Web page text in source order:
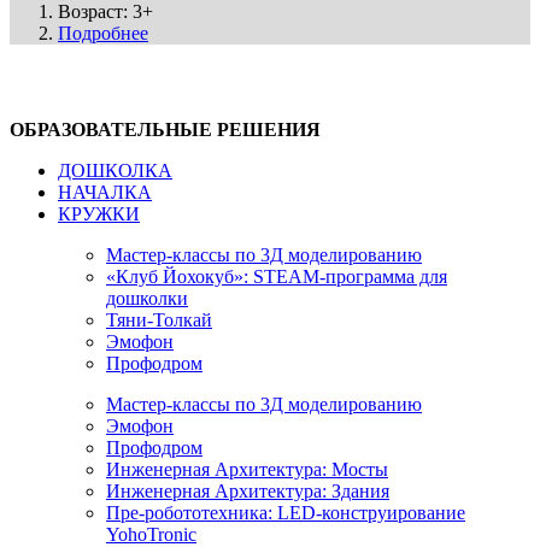
Возраст: 3+
Подробнее
ОБРАЗОВАТЕЛЬНЫЕ РЕШЕНИЯ
ДОШКОЛКА
НАЧАЛКА
КРУЖКИ
Мастер-классы по 3Д моделированию
«Клуб Йохокуб»: STEAM-программа для
дошколки
Тяни-Толкай
Эмофон
Профодром
Мастер-классы по 3Д моделированию
Эмофон
Профодром
Инженерная Архитектура: Мосты
Инженерная Архитектура: Здания
Пре-робототехника: LED-конструирование
YohoTronic